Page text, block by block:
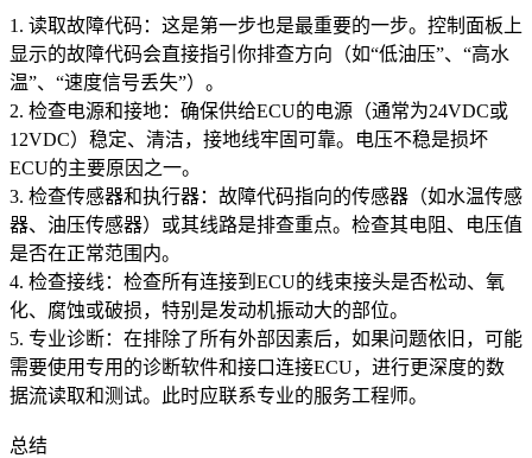
1. 读取故障代码：这是第一步也是最重要的一步。控制面板上
显示的故障代码会直接指引你排查方向（如“低油压”、“高水
温”、“速度信号丢失”）。
2. 检查电源和接地：确保供给ECU的电源（通常为24VDC或
12VDC）稳定、清洁，接地线牢固可靠。电压不稳是损坏
ECU的主要原因之一。
3. 检查传感器和执行器：故障代码指向的传感器（如水温传感
器、油压传感器）或其线路是排查重点。检查其电阻、电压值
是否在正常范围内。
4. 检查接线：检查所有连接到ECU的线束接头是否松动、氧
化、腐蚀或破损，特别是发动机振动大的部位。
5. 专业诊断：在排除了所有外部因素后，如果问题依旧，可能
需要使用专用的诊断软件和接口连接ECU，进行更深度的数
据流读取和测试。此时应联系专业的服务工程师。
总结